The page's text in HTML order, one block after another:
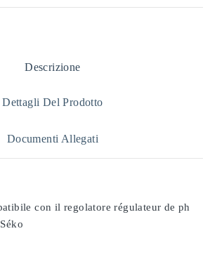
Descrizione
Dettagli Del Prodotto
Documenti Allegati
con il regolatore régulateur de ph